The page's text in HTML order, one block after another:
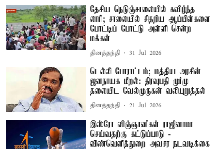
தேசிய நெடுஞ்சாலையில் கவிழ்ந்த
லாரி; சாலையில் சிதறிய ஆப்பிள்களை
போட்டிப் போட்டு அள்ளி சென்ற
மக்கள்
தினத்தந்தி 31 Jul 2026
டெல்லி போராட்டம்; மத்திய அரசின்
ஜனநாயக மீறல்: திரவுபதி முர்மு
தலையிட வேல்முருகன் வலியுறுத்தல்
தினத்தந்தி 21 Jul 2026
இஸ்ரோ விஞ்ஞானிகள் ராஜினாமா
செய்வதற்கு கட்டுப்பாடு -
விண்வெளித்துறை அவசர நடவடிக்கை